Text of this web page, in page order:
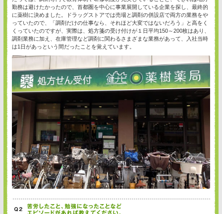
勤務は避けたかったので、首都圏を中心に事業展開している企業を探し、最終的
に薬樹に決めました。ドラッグストアでは売場と調剤の併設店で両方の業務をや
っていたので、「調剤だけの仕事なら、それほど大変ではないだろう」と高をく
くっていたのですが、実際は、処方箋の受け付けが１日平均150～200枚はあり、
調剤業務に加え、在庫管理など調剤に関わるさまざまな業務があって、入社当時
は1日があっという間だったことを覚えています。